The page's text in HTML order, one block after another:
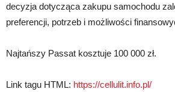
decyzja dotycząca zakupu samochodu
preferencji, potrzeb i możliwości
Najtańszy Passat kosztuje 100 000 zł.
Link tagu HTML: https://cellulit.info.pl/